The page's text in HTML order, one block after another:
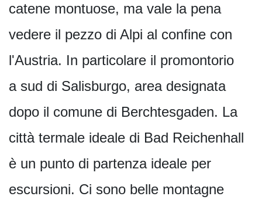
catene montuose, ma vale la pena
vedere il pezzo di Alpi al confine con
l'Austria. In particolare il promontorio
a sud di Salisburgo, area designata
dopo il comune di Berchtesgaden. La
città termale ideale di Bad Reichenhall
è un punto di partenza ideale per
escursioni. Ci sono belle montagne